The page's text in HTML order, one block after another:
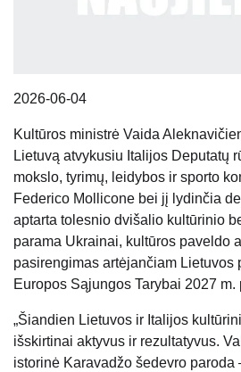
2026-06-04
Kultūros ministrė Vaida
Lietuvą atvykusiu Italijos Deputatų
mokslo, tyrimų, leidybos ir sporto
Federico Mollicone bei jį lydinčia
aptarta tolesnio dvišalio kultūrinio
parama Ukrainai, kultūros paveldo
pasirengimas artėjančiam Lietuvos
Europos Sąjungos Tarybai 2027 m.
„Šiandien Lietuvos ir Italijos
išskirtinai aktyvus ir rezultatyvus.
istorinė Karavadžo šedevro paroda